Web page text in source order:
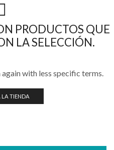
PRODUCTOS QUE
LA SELECCIÓN.
with less specific terms.
LA TIENDA